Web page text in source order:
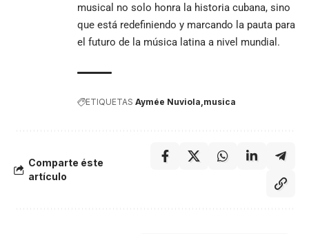
musical no solo honra la historia cubana, sino
que está redefiniendo y marcando la pauta para
el futuro de la música latina a nivel mundial.
ETIQUETAS Aymée Nuviola musica
Comparte éste
artículo